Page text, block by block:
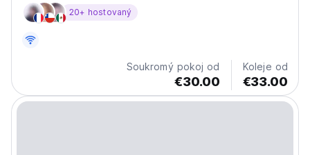
20+ hostovaný
Soukromý pokoj od
€30.00
Koleje od
€33.00